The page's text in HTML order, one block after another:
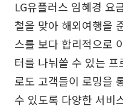
LG유플러스 임혜경 요
철을 맞아 해외여행을
스를 보다 합리적으로
터를 나눠쓸 수 있는
로도 고객들이 로밍을
수 있도록 다양한 서비